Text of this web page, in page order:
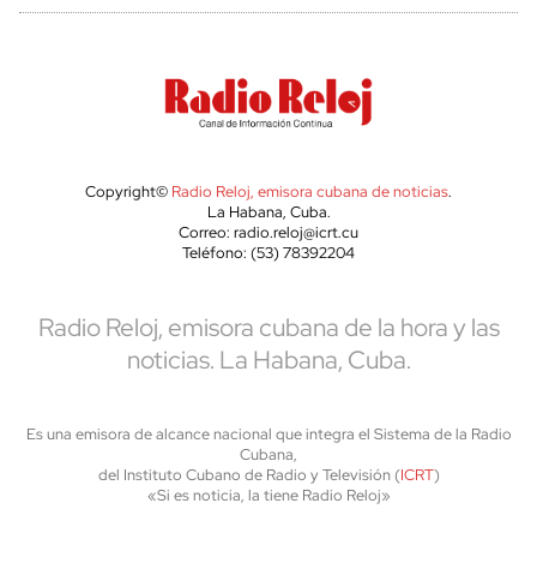
Copyright© Radio Reloj, emisora cubana de noticias.
La Habana, Cuba.
Correo: radio.reloj@icrt.cu
Teléfono: (53) 78392204
Radio Reloj, emisora cubana de la hora y las
noticias. La Habana, Cuba.
Es una emisora de alcance nacional que integra el Sistema de la Radio
Cubana,
del Instituto Cubano de Radio y Televisión (ICRT)
«Si es noticia, la tiene Radio Reloj»